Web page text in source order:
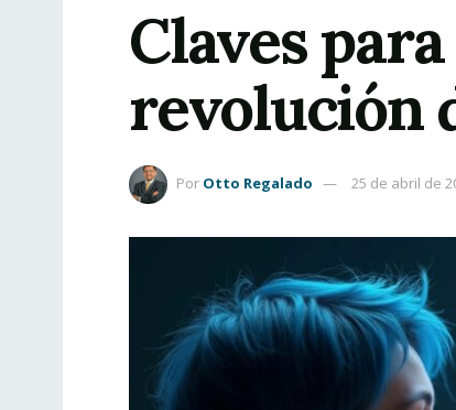
Claves
revolución
Por Otto Regalado 25 de abril de